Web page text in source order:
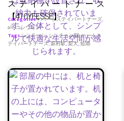
ステイパートナース
【410YEESSE】
Categories♥ ハートステイパートナーズ,
all,コシウォン
Tagsシンチョン,シンチョン駅,ハートス
テイパートナース,新村駅,梨大,短期